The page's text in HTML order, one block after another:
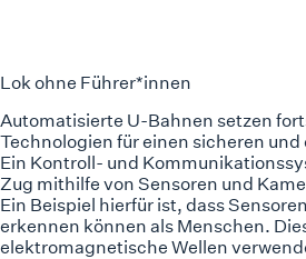
Lok ohne Führer*innen
Automatisierte U-Bahnen setzen
Technologien für einen sicheren
Ein Kontroll- und
Zug mithilfe von Sensoren und
Ein Beispiel hierfür ist, dass
erkennen können als Menschen.
elektromagnetische Wellen